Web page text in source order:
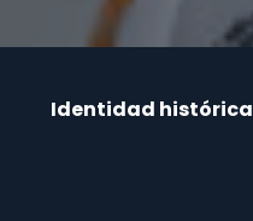
Identidad histórica